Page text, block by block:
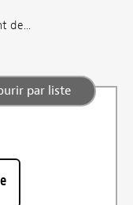
de...
par liste